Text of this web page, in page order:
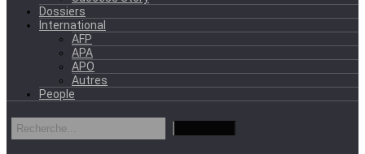
Dossiers
International
AFP
APA
APO
Autres
People